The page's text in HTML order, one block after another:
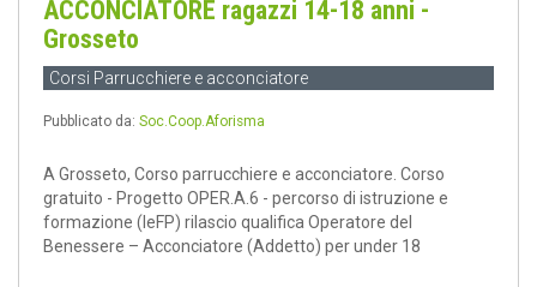
ACCONCIATORE ragazzi 14-18 anni -
Grosseto
Corsi Parrucchiere e acconciatore
Pubblicato da: Soc.Coop.Aforisma
A Grosseto, Corso parrucchiere e acconciatore. Corso
gratuito - Progetto OPER.A.6 - percorso di istruzione e
formazione (IeFP) rilascio qualifica Operatore del
Benessere – Acconciatore (Addetto) per under 18